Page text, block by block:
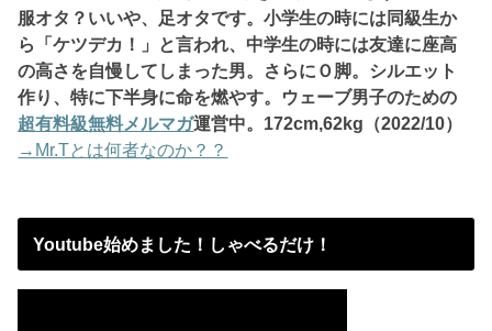
服オタ？いいや、 足オタです。小学生の時には同級生か
ら「ケツデカ！」と言われ、中学生の時には友達に座高
の高さを自慢してしまった男。さらにＯ脚。シルエット
作り、特に下半身に命を燃やす。ウェーブ男子のための
超有料級無料メルマガ運営中。172cm,62kg（2022/10）
→Mr.Tとは何者なのか？？
Youtube始めました！しゃべるだけ！